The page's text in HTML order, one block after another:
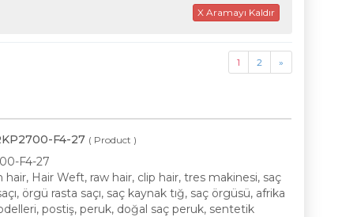
X Aramayı Kaldır
1 2 »
F4-27 ( Product )
F4-27
Hair Weft, raw hair, clip hair, tres makinesi, saç
örgü rasta saçı, saç kaynak tığ, saç örgüsü, afrika
postiş, peruk, doğal saç peruk, sentetik